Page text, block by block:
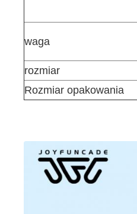
waga
rozmiar
Rozmiar opakowania